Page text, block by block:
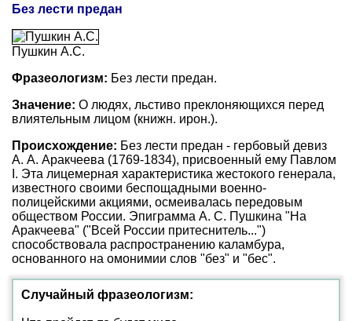
Без лести предан
Пушкин А.С.
Фразеологизм: Без лести предан.
Значение: О людях, льстиво преклоняющихся перед
влиятельным лицом (книжн. ирон.).
Происхождение: Без лести предан - гербовый девиз
А. А. Аракчеева (1769-1834), присвоенный ему Павлом
I. Эта лицемерная характеристика жестокого генерала,
известного своими беспощадными военно-
полицейскими акциями, осмеивалась передовым
обществом России. Эпиграмма А. С. Пушкина "На
Аракчеева" ("Всей России притеснитель...")
способствовала распространению каламбура,
основанного на омонимии слов "без" и "бес".
Случайный фразеологизм: